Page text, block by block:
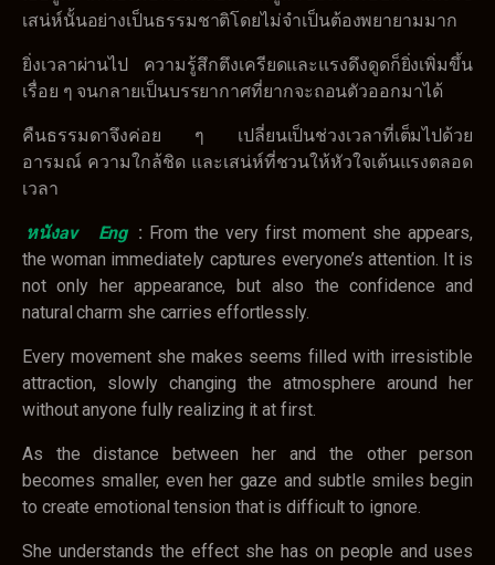
เสน่ห์นั้นอย่างเป็นธรรมชาติโดยไม่จำเป็นต้องพยายามมาก
ยิ่งเวลาผ่านไป ความรู้สึกตึงเครียดและแรงดึงดูดก็ยิ่งเพิ่มขึ้น
เรื่อย ๆ จนกลายเป็นบรรยากาศที่ยากจะถอนตัวออกมาได้
คืนธรรมดาจึงค่อย ๆ เปลี่ยนเป็นช่วงเวลาที่เต็มไปด้วย
อารมณ์ ความใกล้ชิด และเสน่ห์ที่ชวนให้หัวใจเต้นแรงตลอด
เวลา
หนังav Eng : From the very first moment she appears,
the woman immediately captures everyone’s attention. It is
not only her appearance, but also the confidence and
natural charm she carries effortlessly.
Every movement she makes seems filled with irresistible
attraction, slowly changing the atmosphere around her
without anyone fully realizing it at first.
As the distance between her and the other person
becomes smaller, even her gaze and subtle smiles begin
to create emotional tension that is difficult to ignore.
She understands the effect she has on people and uses